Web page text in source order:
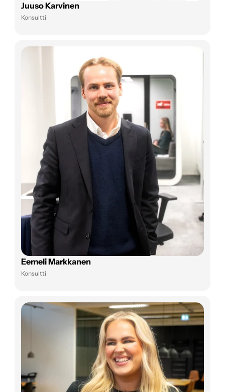
Juuso Karvinen
Konsultti
Eemeli Markkanen
Konsultti